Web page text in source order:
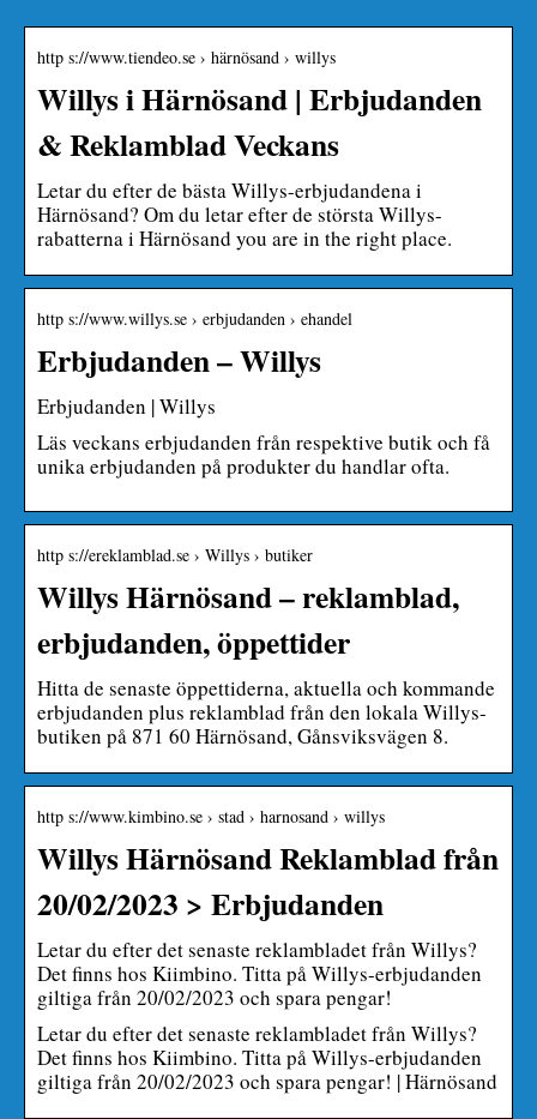
http s://www.tiendeo.se › härnösand › willys
Willys i Härnösand | Erbjudanden
& Reklamblad Veckans
Letar du efter de bästa Willys-erbjudandena i
Härnösand? Om du letar efter de största Willys-
rabatterna i Härnösand you are in the right place.
http s://www.willys.se › erbjudanden › ehandel
Erbjudanden – Willys
Erbjudanden | Willys
Läs veckans erbjudanden från respektive butik och få
unika erbjudanden på produkter du handlar ofta.
http s://ereklamblad.se › Willys › butiker
Willys Härnösand – reklamblad,
erbjudanden, öppettider
Hitta de senaste öppettiderna, aktuella och kommande
erbjudanden plus reklamblad från den lokala Willys-
butiken på 871 60 Härnösand, Gånsviksvägen 8.
http s://www.kimbino.se › stad › harnosand › willys
Willys Härnösand Reklamblad från
20/02/2023 > Erbjudanden
Letar du efter det senaste reklambladet från Willys?
Det finns hos Kiimbino. Titta på Willys-erbjudanden
giltiga från 20/02/2023 och spara pengar!
Letar du efter det senaste reklambladet från Willys?
Det finns hos Kiimbino. Titta på Willys-erbjudanden
giltiga från 20/02/2023 och spara pengar! | Härnösand